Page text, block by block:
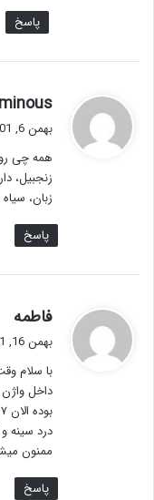
پاسخ
بهمن 6, 1401 در 10:25 ق.ظ
همه چی
زنجبیل،
زبان، سیاه دانه
پاسخ
فاطمه
ف
:
بهمن 16, 1401 در 10:31 ق.ظ
با سلام
داخل
درد سینه
ممنون
پاسخ